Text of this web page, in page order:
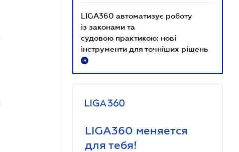
LIGA360 автоматизує роботу
із законами та
судовою практикою: нові
інструменти для точніших рішень
R
LIGA360 меняется
для тебя!